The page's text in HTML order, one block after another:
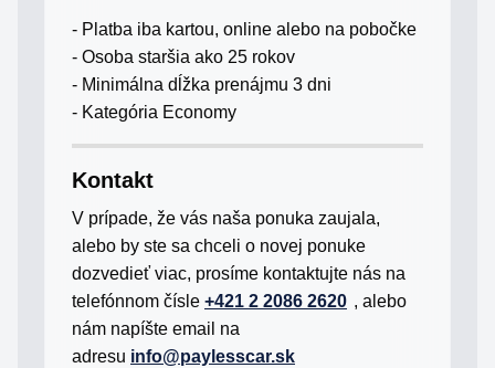
- Platba iba kartou, online alebo na pobočke
- Osoba staršia ako 25 rokov
- Minimálna dĺžka prenájmu 3 dni
- Kategória Economy
Kontakt
V prípade, že vás naša ponuka zaujala,
alebo by ste sa chceli o novej ponuke
dozvedieť viac, prosíme kontaktujte nás na
telefónnom čísle +421 2 2086 2620 , alebo
nám napíšte email na
adresu info@paylesscar.sk